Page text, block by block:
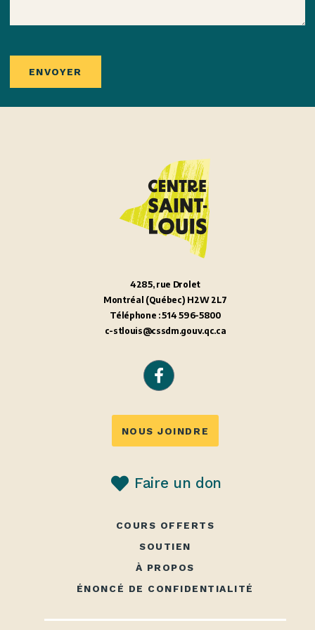
ENVOYER
4285, rue Drolet
Montréal (Québec) H2W 2L7
Téléphone : 514 596-5800
c-stlouis@cssdm.gouv.qc.ca
NOUS JOINDRE
Faire un don
COURS OFFERTS
SOUTIEN
À PROPOS
ÉNONCÉ DE CONFIDENTIALITÉ